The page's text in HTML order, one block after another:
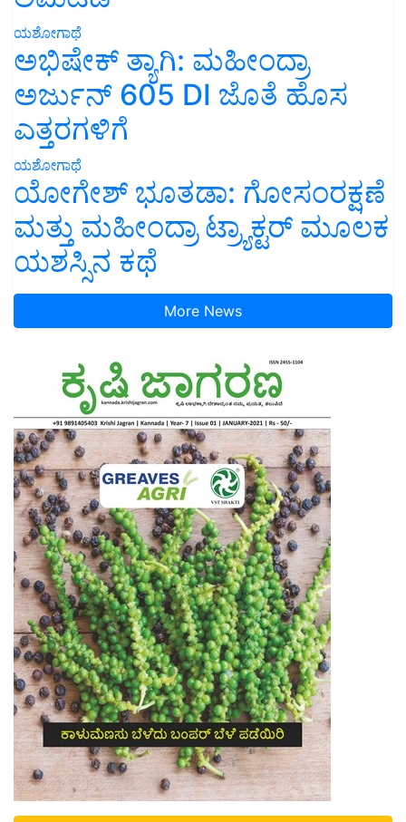
ಯಶೋಗಾಥೆ
ಅಭಿಷೇಕ್ ತ್ಯಾಗಿ: ಮಹೀಂದ್ರಾ
ಅರ್ಜುನ್ 605 DI ಜೊತೆ ಹೊಸ
ಎತ್ತರಗಳಿಗೆ
ಯಶೋಗಾಥೆ
ಯೋಗೇಶ್ ಭೂತಡಾ: ಗೋಸಂರಕ್ಷಣೆ
ಮತ್ತು ಮಹೀಂದ್ರಾ ಟ್ರ್ಯಾಕ್ಟರ್ ಮೂಲಕ
ಯಶಸ್ಸಿನ ಕಥೆ